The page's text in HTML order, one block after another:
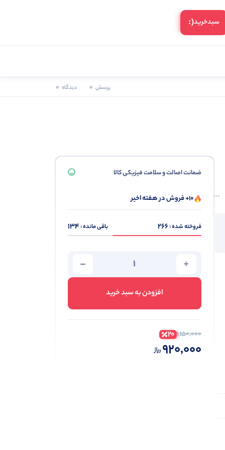
سبد‌خرید(:
پرسش 0 دیدگاه 0
ضمانت اصالت و سلامت فیزیکی کالا
10+ فروش در هفته اخیر
فروخته شده :266 باقی مانده :134
افزودن به سبد خرید
1,150,000
20
920,000